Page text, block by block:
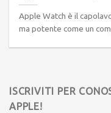
Apple Watch è il
ma potente come un
ISCRIVITI PER
APPLE!